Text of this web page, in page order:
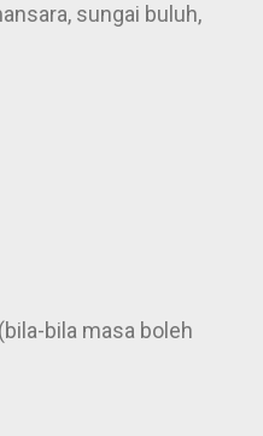
sungai buluh,
bila masa boleh